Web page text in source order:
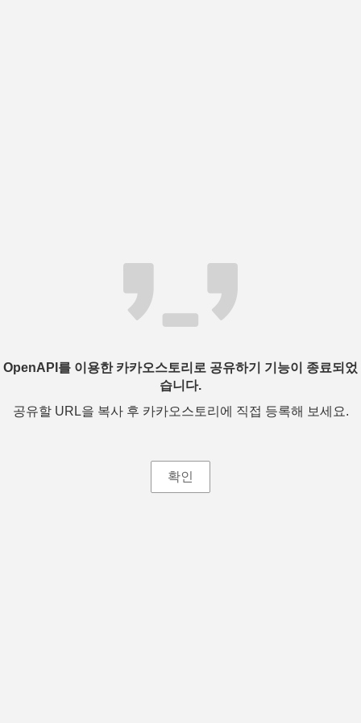
OpenAPI를 이용한 카카오스토리로 공유하기 기능이 종료되었
습니다.
공유할 URL을 복사 후 카카오스토리에 직접 등록해 보세요.
확인